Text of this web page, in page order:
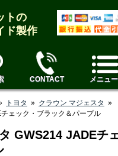
トの
ド製作
CONTACT メニュー
トヨタ » クラウン マジェスタ »
ェック・ブラック＆パープル
GWS214 JADEチ